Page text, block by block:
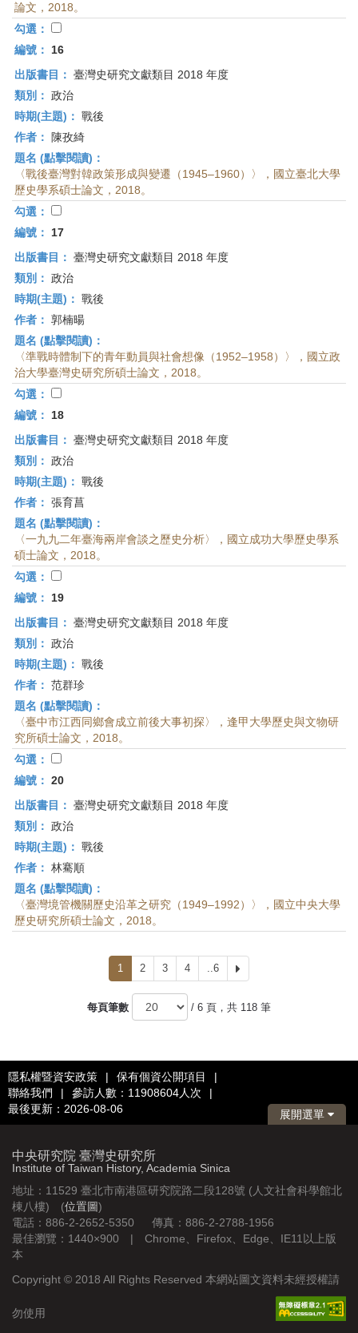
論文，2018。
勾選：
編號：
16
出版書目： 臺灣史研究文獻類目 2018 年度
類別： 政治
時期(主題)： 戰後
作者：
陳孜綺
題名 (點擊閱讀)：
〈戰後臺灣對韓政策形成與變遷（1945–1960）〉，國立臺北大學
歷史學系碩士論文，2018。
勾選：
編號：
17
出版書目： 臺灣史研究文獻類目 2018 年度
類別： 政治
時期(主題)： 戰後
作者： 郭楠暘
題名 (點擊閱讀)：
〈準戰時體制下的青年動員與社會想像（1952–1958）〉，國立政
治大學臺灣史研究所碩士論文，2018。
勾選：
編號：
18
出版書目： 臺灣史研究文獻類目 2018 年度
類別： 政治
時期(主題)： 戰後
作者： 張育菖
題名 (點擊閱讀)：
〈一九九二年臺海兩岸會談之歷史分析〉，國立成功大學歷史學系
碩士論文，2018。
勾選：
編號：
19
出版書目： 臺灣史研究文獻類目 2018 年度
類別： 政治
時期(主題)： 戰後
作者： 范群珍
題名 (點擊閱讀)：
〈臺中市江西同鄉會成立前後大事初探〉，逢甲大學歷史與文物研
究所碩士論文，2018。
勾選：
編號： 20
出版書目： 臺灣史研究文獻類目 2018 年度
類別： 政治
時期(主題)： 戰後
作者： 林騫順
題名 (點擊閱讀)：
〈臺灣境管機關歷史沿革之研究（1949–1992）〉，國立中央大學
歷史研究所碩士論文，2018。
1 2 3 4 ..6
一
每頁筆數
/ 6 頁，共 118 筆
隱私權暨資安政策 | 保有個資公開項目
|
聯絡我們
| 參訪人數：11908604人次
|
最後更新：2026-08-06
展開選單
中央研究院 臺灣史研究所
Institute of Taiwan History, Academia Sinica
地址：11529 臺北市南港區研究院路二段128號 (人文社會科學館北
棟八樓) (位置圖)
電話：886-2-2652-5350 傳真：886-2-2788-1956
最佳瀏覽：1440×900 | Chrome、Firefox、Edge、IE11以上版
本
Copyright © 2018 All Rights Reserved 本網站圖文資料未經授權請
勿使用